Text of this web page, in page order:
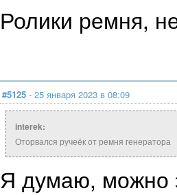
Ролики ремня,
#5125 - 25 января 2023 в 08:09
interek:
Оторвался ручеёк от ремня генератора
Я думаю, можно